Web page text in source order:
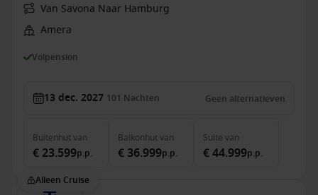
Van Savona Naar Hamburg
Amera
Volpension
13 dec. 2027 101 Nachten Geen alternatieven
Buitenhutvan
€ 23.599p.p.
Balkonhutvan
€ 36.999p.p.
Suite van
€ 44.999p.p.
Alleen Cruise